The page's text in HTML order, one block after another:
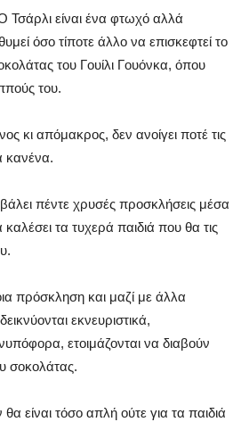
Τσάρλι είναι ένα φτωχό αλλά
όσο τίποτε άλλο να επισκεφτεί το
του Γουίλι Γουόνκα, όπου
του.
κι απόμακρος, δεν ανοίγει ποτέ τις
κανένα.
πέντε χρυσές προσκλήσεις μέσα
καλέσει τα τυχερά παιδιά που θα τις
πρόσκληση και μαζί με άλλα
εκνευριστικά,
ετοιμάζονται να διαβούν
σοκολάτας.
είναι τόσο απλή ούτε για τα παιδιά